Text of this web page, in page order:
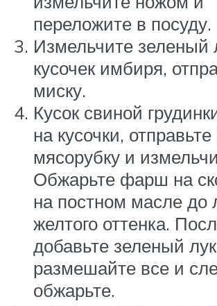
переложите в посуду.
Измельчите зеленый
кусочек имбиря,
миску.
Кусок свиной
на кусочки, отправьте
мясорубку и
Обжарьте фарш на
на постном масле до
желтого оттенка.
добавьте зеленый
размешайте все и
обжарьте.